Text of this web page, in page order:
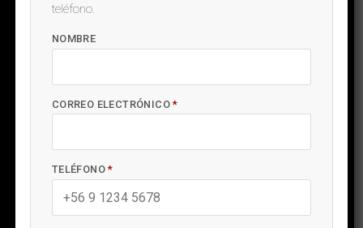
teléfono.
NOMBRE
CORREO ELECTRÓNICO*
TELÉFONO*